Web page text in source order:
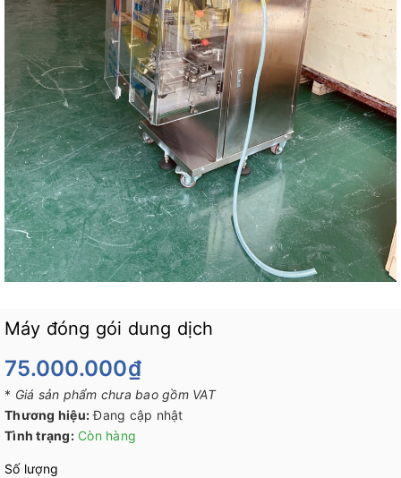
Máy đóng gói dung dịch
75.000.000₫
* Giá sản phẩm chưa bao gồm VAT
Thương hiệu: Đang cập nhật
Tình trạng: Còn hàng
Số lượng